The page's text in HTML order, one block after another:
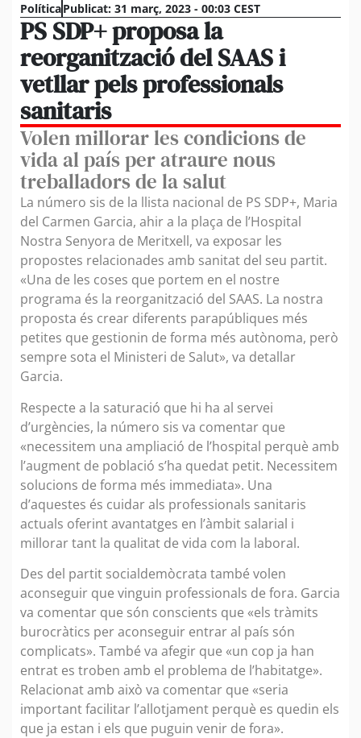
PolíticaPublicat: 31 març, 2023 - 00:03 CEST
PS SDP+ proposa la
reorganització del SAAS i
vetllar pels professionals
sanitaris
Volen millorar les condicions de
vida al país per atraure nous
treballadors de la salut
La número sis de la llista nacional de PS SDP+, Maria
del Carmen Garcia, ahir a la plaça de l’Hospital
Nostra Senyora de Meritxell, va exposar les
propostes relacionades amb sanitat del seu partit.
«Una de les coses que portem en el nostre
programa és la reorganització del SAAS. La nostra
proposta és crear diferents parapúbliques més
petites que gestionin de forma més autònoma, però
sempre sota el Ministeri de Salut», va detallar
Garcia.
Respecte a la saturació que hi ha al servei
d’urgències, la número sis va comentar que
«necessitem una ampliació de l’hospital perquè amb
l’augment de població s’ha quedat petit. Necessitem
solucions de forma més immediata». Una
d’aquestes és cuidar als professionals sanitaris
actuals oferint avantatges en l’àmbit salarial i
millorar tant la qualitat de vida com la laboral.
Des del partit socialdemòcrata també volen
aconseguir que vinguin professionals de fora. Garcia
va comentar que són conscients que «els tràmits
burocràtics per aconseguir entrar al país són
complicats». També va afegir que «un cop ja han
entrat es troben amb el problema de l’habitatge».
Relacionat amb això va comentar que «seria
important facilitar l’allotjament perquè es quedin els
que ja estan i els que puguin venir de fora».